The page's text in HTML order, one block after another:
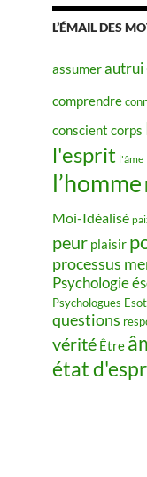
L’ÉMAIL DES
assumerautrui
comprendre
conscient corps
l'esprit l'âme
l’homme
Moi-Idéalisé
peur plaisir
processus
Psychologie
Psychologues
questions
vérité Être
état